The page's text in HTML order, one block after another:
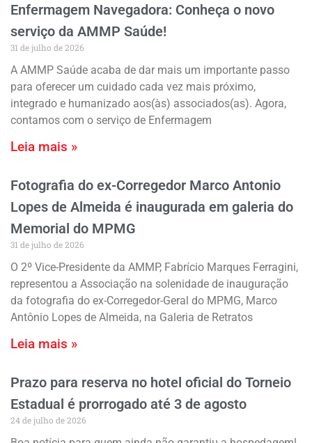
Enfermagem Navegadora: Conheça o novo
serviço da AMMP Saúde!
31 de julho de 2026
A AMMP Saúde acaba de dar mais um importante passo
para oferecer um cuidado cada vez mais próximo,
integrado e humanizado aos(às) associados(as). Agora,
contamos com o serviço de Enfermagem
Leia mais »
Fotografia do ex-Corregedor Marco Antonio
Lopes de Almeida é inaugurada em galeria do
Memorial do MPMG
31 de julho de 2026
O 2º Vice-Presidente da AMMP, Fabrício Marques Ferragini,
representou a Associação na solenidade de inauguração
da fotografia do ex-Corregedor-Geral do MPMG, Marco
Antônio Lopes de Almeida, na Galeria de Retratos
Leia mais »
Prazo para reserva no hotel oficial do Torneio
Estadual é prorrogado até 3 de agosto
24 de julho de 2026